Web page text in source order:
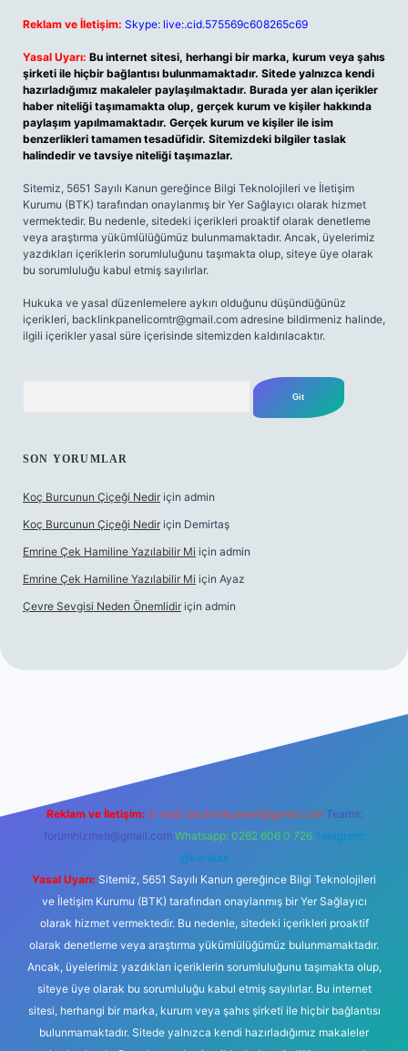
Reklam ve İletişim: Skype: live:.cid.575569c608265c69
Yasal Uyarı: Bu internet sitesi, herhangi bir marka, kurum veya şahıs
şirketi ile hiçbir bağlantısı bulunmamaktadır. Sitede yalnızca kendi
hazırladığımız makaleler paylaşılmaktadır. Burada yer alan içerikler
haber niteliği taşımamakta olup, gerçek kurum ve kişiler hakkında
paylaşım yapılmamaktadır. Gerçek kurum ve kişiler ile isim
benzerlikleri tamamen tesadüfidir. Sitemizdeki bilgiler taslak
halindedir ve tavsiye niteliği taşımazlar.
Sitemiz, 5651 Sayılı Kanun gereğince Bilgi Teknolojileri ve İletişim
Kurumu (BTK) tarafından onaylanmış bir Yer Sağlayıcı olarak hizmet
vermektedir. Bu nedenle, sitedeki içerikleri proaktif olarak denetleme
veya araştırma yükümlülüğümüz bulunmamaktadır. Ancak, üyelerimiz
yazdıkları içeriklerin sorumluluğunu taşımakta olup, siteye üye olarak
bu sorumluluğu kabul etmiş sayılırlar.
Hukuka ve yasal düzenlemelere aykırı olduğunu düşündüğünüz
içerikleri, backlinkpanelicomtr@gmail.com adresine bildirmeniz halinde,
ilgili içerikler yasal süre içerisinde sitemizden kaldırılacaktır.
SON YORUMLAR
Koç Burcunun Çiçeği Nedir için admin
Koç Burcunun Çiçeği Nedir için Demirtaş
Emrine Çek Hamiline Yazılabilir Mi için admin
Emrine Çek Hamiline Yazılabilir Mi için Ayaz
Çevre Sevgisi Neden Önemlidir için admin
Reklam ve İletişim: E-mail: backlinkpaneli@gmail.com Teams:
forumhizmeti@gmail.com Whatsapp: 0262 606 0 726 Telegram:
@karabul
Yasal Uyarı: Sitemiz, 5651 Sayılı Kanun gereğince Bilgi Teknolojileri
ve İletişim Kurumu (BTK) tarafından onaylanmış bir Yer Sağlayıcı
olarak hizmet vermektedir. Bu nedenle, sitedeki içerikleri proaktif
olarak denetleme veya araştırma yükümlülüğümüz bulunmamaktadır.
Ancak, üyelerimiz yazdıkları içeriklerin sorumluluğunu taşımakta olup,
siteye üye olarak bu sorumluluğu kabul etmiş sayılırlar. Bu internet
sitesi, herhangi bir marka, kurum veya şahıs şirketi ile hiçbir bağlantısı
bulunmamaktadır. Sitede yalnızca kendi hazırladığımız makaleler